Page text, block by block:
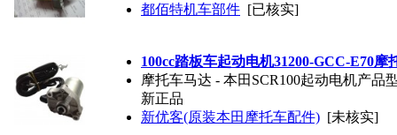
都佰特机车部件 [已核实]
100cc踏板车起动电机31200-GCC-E70摩
摩托车马达 - 本田SCR100起动电机产品
新正品
新优客(原装本田摩托车配件) [未核实]